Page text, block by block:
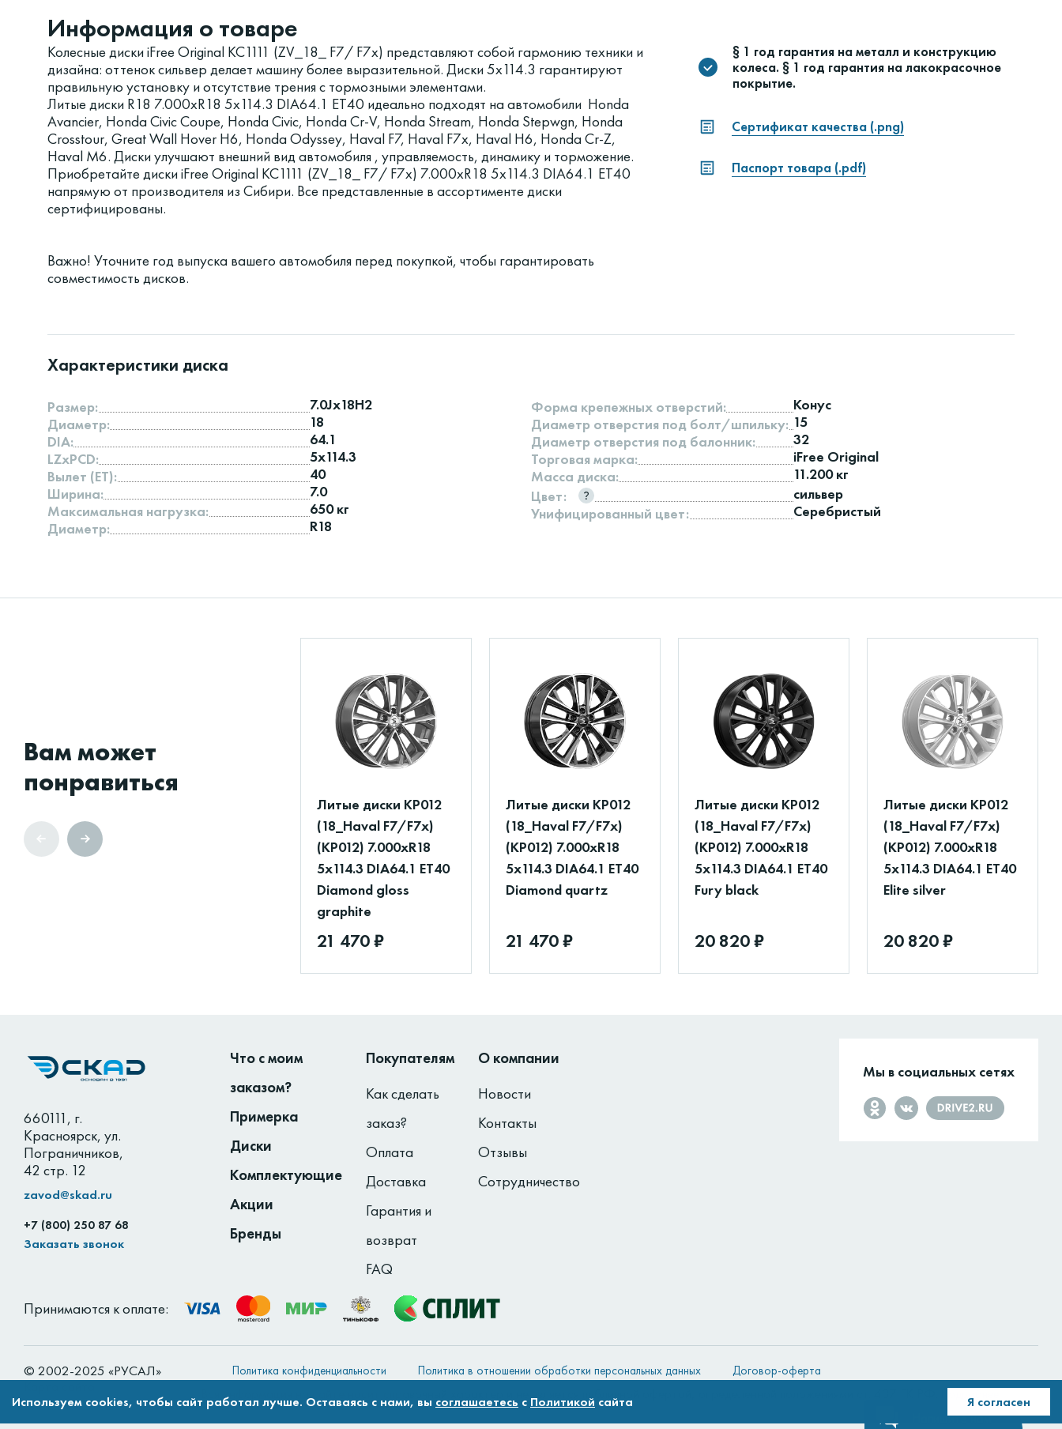
Информация о товаре
Колесные диски iFree Original КС1111 (ZV_18_ F7/ F7x) представляют собой гармонию техники и
дизайна: оттенок сильвер делает машину более выразительной. Диски 5x114.3 гарантируют
правильную установку и отсутствие трения с тормозными элементами.
Литые диски R18 7.000xR18 5x114.3 DIA64.1 ET40 идеально подходят на автомобили Honda
Avancier, Honda Civic Coupe, Honda Civic, Honda Cr-V, Honda Stream, Honda Stepwgn, Honda
Crosstour, Great Wall Hover H6, Honda Odyssey, Haval F7, Haval F7x, Haval H6, Honda Cr-Z,
Haval M6. Диски улучшают внешний вид автомобиля , управляемость, динамику и торможение.
Приобретайте диски iFree Original КС1111 (ZV_18_ F7/ F7x) 7.000xR18 5x114.3 DIA64.1 ET40
напрямую от производителя из Сибири. Все представленные в ассортименте диски
сертифицированы.
Важно! Уточните год выпуска вашего автомобиля перед покупкой, чтобы гарантировать
совместимость дисков.
§ 1 год гарантия на металл и конструкцию
колеса. § 1 год гарантия на лакокрасочное
покрытие.
Сертификат качества (.png)
Паспорт товара (.pdf)
Характеристики диска
Размер:
7.0Jx18H2
Диаметр:
18
DIA:
64.1
LZxPCD:
5x114.3
Вылет (ET):
40
Ширина:
7.0
Максимальная нагрузка:
650 кг
Диаметр:
R18
Форма крепежных отверстий:
Конус
Диаметр отверстия под болт/шпильку: 15
Диаметр отверстия под балонник:
32
Торговая марка:
iFree Original
Масса диска:
11.200 кг
Цвет:
сильвер
Унифицированный цвет:
Серебристый
Вам может
понравиться
Литые диски КР012
(18_Haval F7/F7x)
(КР012) 7.000xR18
5x114.3 DIA64.1 ET40
Diamond gloss
graphite
21 470 ₽
Литые диски КР012
(18_Haval F7/F7x)
(КР012) 7.000xR18
5x114.3 DIA64.1 ET40
Diamond quartz
21 470 ₽
Литые диски КР012
(18_Haval F7/F7x)
(КР012) 7.000xR18
5x114.3 DIA64.1 ET40
Fury black
20 820 ₽
Литые диски КР012
(18_Haval F7/F7x)
(КР012) 7.000xR18
5x114.3 DIA64.1 ET40
Elite silver
20 820 ₽
660111, г.
Красноярск, ул.
Пограничников,
42 стр. 12
zavod@skad.ru
+7 (800) 250 87 68
Заказать звонок
Что с моим
заказом?
Примерка
Диски
Комплектующие
Акции
Бренды
Покупателям
Как сделать
заказ?
Оплата
Доставка
Гарантия и
возврат
FAQ
О компании
Новости
Контакты
Отзывы
Сотрудничество
Мы в социальных сетях
Принимаются к оплате:
© 2002-2025 «РУСАЛ»
Политика конфиденциальности Политика в отношении обработки персональных данных Договор-оферта
Вся информация на сайте носит справочный характер и не является публичной офертой, определенной положениями ст. 437 ГК РФ. Подробнее
Используем cookies, чтобы сайт работал лучше. Оставаясь с нами, вы соглашаетесь с Политикой сайта Я согласен